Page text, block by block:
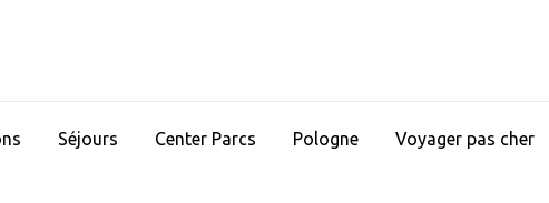
Séjours Center Parcs Pologne Voyager pas cher